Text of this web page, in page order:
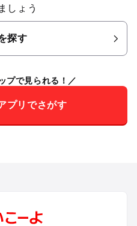
しょう
探す
プで見られる！
プリでさがす